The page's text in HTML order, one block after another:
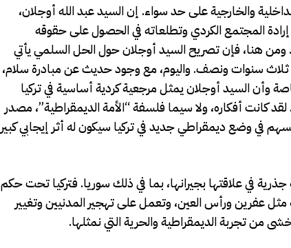
والخارجية على حد سواء. إن السيد عبد الله أوجلان،
المجتمع الكردي وتطلعاته في الحصول على حقوقه
ومن هنا، فإن تصريح السيد أوجلان حول الحل السلمي يأتي
ثلاث سنوات ونصف. واليوم، مع وجود حديث عن مبادرة سلام،
وأن السيد أوجلان يمثل مرجعية كردية أساسية في تركيا
أفكاره، ولا سيما فلسفة “الأمة الديمقراطية”، مصدر
في وضع ديمقراطي جديد في تركيا سيكون له أثر إيجابي كبير
في علاقتها بجيرانها، بما في ذلك سوريا. فتركيا تحت حكم
عفرين ورأس العين، وتعمل على تهجير المدنيين وتغيير
من تجربة الديمقراطية والحرية التي نمثلها.